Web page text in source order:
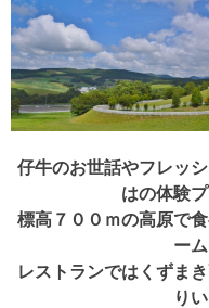
仔牛のお世話やフレッ
はの体験
標高７００ｍの高原で
ー
レストランではくずま
り